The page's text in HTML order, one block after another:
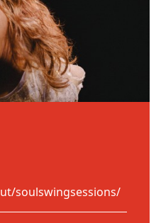
soulswingsessions/